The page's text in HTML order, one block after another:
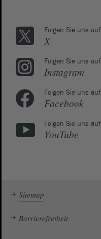
Folgen Sie uns auf
X
Folgen Sie uns auf
Instagram
Folgen Sie uns auf
Facebook
Folgen Sie uns auf
YouTube
Sitemap
Barrierefreiheit